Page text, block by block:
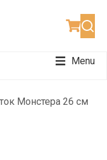
Menu
Монстера 26 см